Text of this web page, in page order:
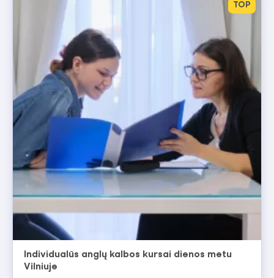
TOP
Individualūs anglų kalbos kursai dienos metu
Vilniuje